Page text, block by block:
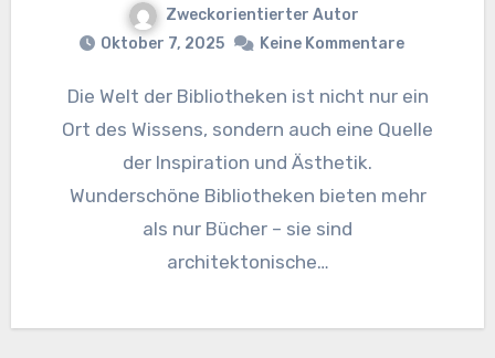
Zweckorientierter Autor
Oktober 7, 2025
Keine Kommentare
Die Welt der Bibliotheken ist nicht nur ein
Ort des Wissens, sondern auch eine Quelle
der Inspiration und Ästhetik.
Wunderschöne Bibliotheken bieten mehr
als nur Bücher – sie sind
architektonische…